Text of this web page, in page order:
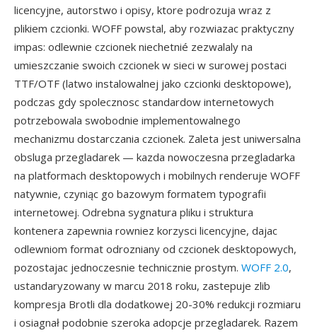
licencyjne, autorstwo i opisy, ktore podrozuja wraz z
plikiem czcionki. WOFF powstal, aby rozwiazac praktyczny
impas: odlewnie czcionek niechetnié zezwalaly na
umieszczanie swoich czcionek w sieci w surowej postaci
TTF/OTF (latwo instalowalnej jako czcionki desktopowe),
podczas gdy spolecznosc standardow internetowych
potrzebowala swobodnie implementowalnego
mechanizmu dostarczania czcionek. Zaleta jest uniwersalna
obsluga przegladarek — kazda nowoczesna przegladarka
na platformach desktopowych i mobilnych renderuje WOFF
natywnie, czyniąc go bazowym formatem typografii
internetowej. Odrebna sygnatura pliku i struktura
kontenera zapewnia rowniez korzysci licencyjne, dajac
odlewniom format odrozniany od czcionek desktopowych,
pozostajac jednoczesnie technicznie prostym. WOFF 2.0,
ustandaryzowany w marcu 2018 roku, zastepuje zlib
kompresja Brotli dla dodatkowej 20-30% redukcji rozmiaru
i osiagnał podobnie szeroka adopcje przegladarek. Razem